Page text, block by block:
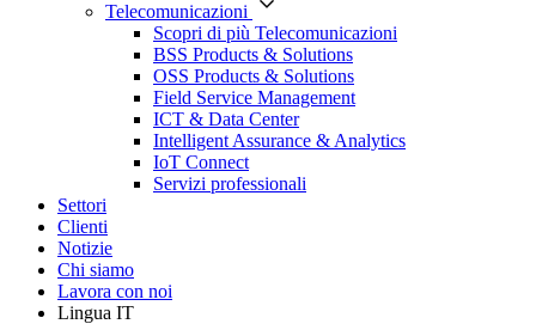
Telecomunicazioni
Scopri di più Telecomunicazioni
BSS Products & Solutions
OSS Products & Solutions
Field Service Management
ICT & Data Center
Intelligent Assurance & Analytics
IoT Connect
Servizi professionali
Settori
Clienti
Notizie
Chi siamo
Lavora con noi
Lingua IT